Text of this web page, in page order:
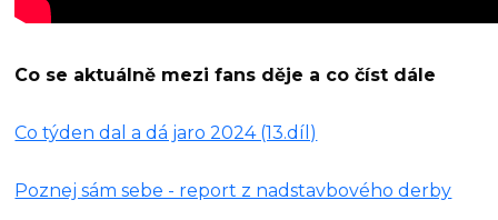
Co se aktuálně mezi fans děje a co číst dále
Co týden dal a dá jaro 2024 (13.díl)
Poznej sám sebe - report z nadstavbového derby